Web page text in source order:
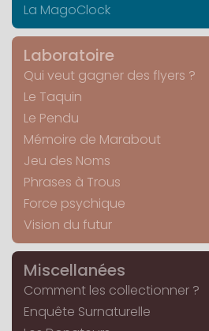
La MagoClock
Laboratoire
Qui veut gagner des flyers ?
Le Taquin
Le Pendu
Mémoire de Marabout
Jeu des Noms
Phrases à Trous
Force psychique
Vision du futur
Miscellanées
Comment les collectionner ?
Enquête Surnaturelle